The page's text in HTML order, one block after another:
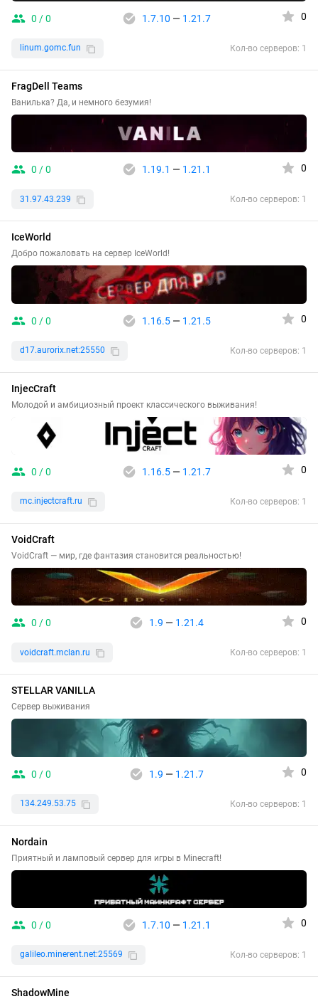
0 / 0 1.7.10 — 1.21.7 0
linum.gomc.fun Кол-во серверов: 1
FragDell Teams
Ванилька? Да, и немного безумия!
0 / 0 1.19.1 — 1.21.1 0
31.97.43.239 Кол-во серверов: 1
IceWorld
Добро пожаловать на сервер IceWorld!
0 / 0 1.16.5— 1.21.5 0
d17.aurorix.net:25550 Кол-во серверов: 1
InjecCraft
Молодой и амбициозный проект классического выживания!
0 / 0 1.16.5— 1.21.7 0
mc.injectcraft.ru Кол-во серверов: 1
VoidCraft
VoidCraft — мир, где фантазия становится реальностью!
0 / 0 1.9 — 1.21.4 0
voidcraft.mclan.ru Кол-во серверов: 1
STELLAR VANILLA
Сервер выживания
0 / 0 1.9 — 1.21.7 0
134.249.53.75 Кол-во серверов: 1
Nordain
Приятный и ламповый сервер для игры в Minecraft!
0 / 0 1.7.10 — 1.21.1 0
galileo.minerent.net:25569 Кол-во серверов: 1
ShadowMine